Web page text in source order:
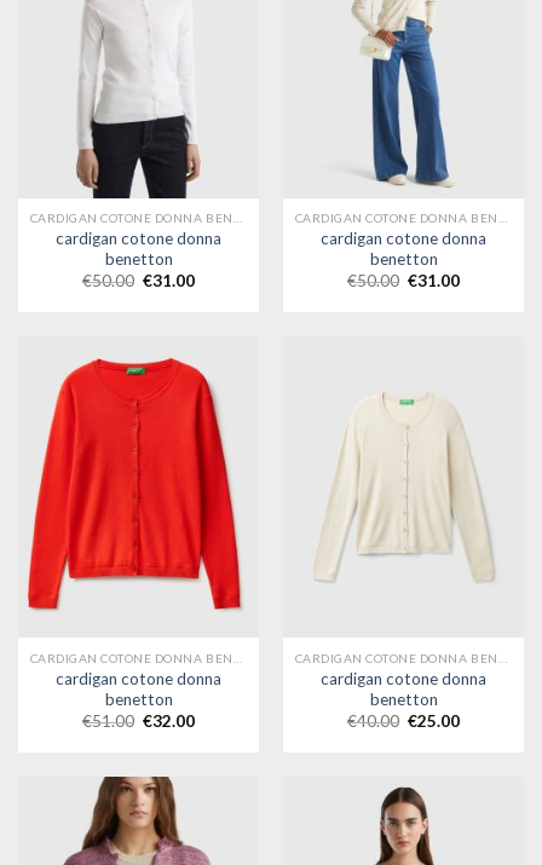
cardigan cotone donna
benetton
€50.00 €31.00
cardigan cotone donna
benetton
€50.00 €31.00
cardigan cotone donna
benetton
€51.00 €32.00
cardigan cotone donna
benetton
€40.00 €25.00